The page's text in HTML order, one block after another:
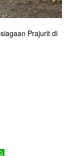
Prajurit di